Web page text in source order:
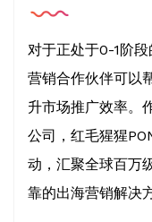
对于正处于0-1阶
营销合作伙伴可以
升市场推广效率。
公司，红毛猩猩
动，汇聚全球百万
靠的出海营销解决